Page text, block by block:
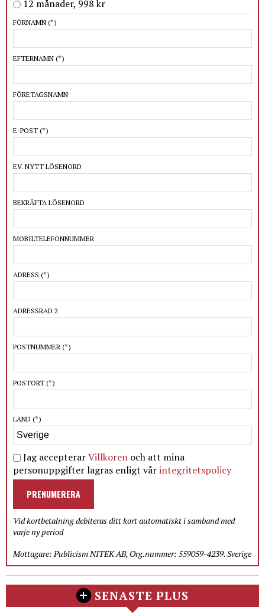
12 månader, 998 kr
FÖRNAMN (*)
EFTERNAMN (*)
FÖRETAGSNAMN
E-POST (*)
EV. NYTT LÖSENORD
BEKRÄFTA LÖSENORD
MOBILTELEFONNUMMER
ADRESS (*)
ADRESSRAD 2
POSTNUMMER (*)
POSTORT (*)
LAND (*)
Jag accepterarVillkoren och att mina
personuppgifter lagras enligt vårintegritetspolicy
PRENUMERERA
Vid kortbetalning debiteras ditt kort automatiskt i samband med
varje ny period
Mottagare: Publicism NITEK AB, Org.nummer: 559059-4239. Sverige
SENASTE PLUS